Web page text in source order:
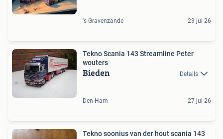
's-Gravenzande 23 jul 26
Tekno Scania 143 Streamline Peter
wouters
Bieden Details
Den Ham 27 jul 26
Tekno soonius van der hout scania 143